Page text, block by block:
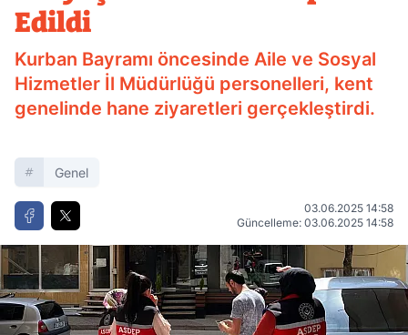
Edildi
Kurban Bayramı öncesinde Aile ve Sosyal
Hizmetler İl Müdürlüğü personelleri, kent
genelinde hane ziyaretleri gerçekleştirdi.
Genel
03.06.2025 14:58
Güncelleme: 03.06.2025 14:58